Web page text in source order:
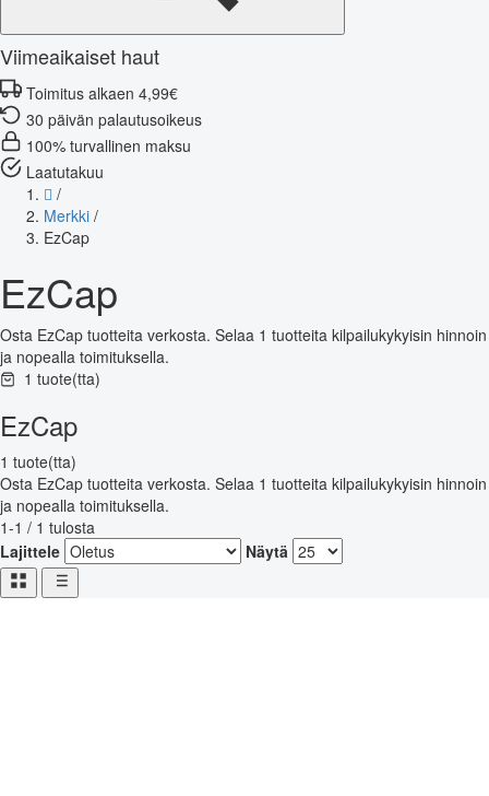
Viimeaikaiset haut
Toimitus alkaen 4,99€
30 päivän palautusoikeus
100% turvallinen maksu
Laatutakuu
/
Merkki /
EzCap
EzCap
Osta EzCap tuotteita verkosta. Selaa 1 tuotteita kilpailukykyisin hinnoin
ja nopealla toimituksella.
1 tuote(tta)
EzCap
1 tuote(tta)
Osta EzCap tuotteita verkosta. Selaa 1 tuotteita kilpailukykyisin hinnoin
ja nopealla toimituksella.
1-1 / 1 tulosta
Lajittele
Näytä